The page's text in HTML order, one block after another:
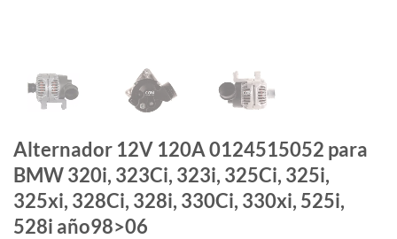
Alternador 12V 120A 0124515052 para
BMW 320i, 323Ci, 323i, 325Ci, 325i,
325xi, 328Ci, 328i, 330Ci, 330xi, 525i,
528i año98>06